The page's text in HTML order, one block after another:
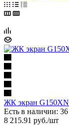
ЖК экран
Есть в наличии: 36
8 215.91 руб./шт